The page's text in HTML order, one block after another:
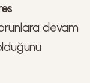
devam